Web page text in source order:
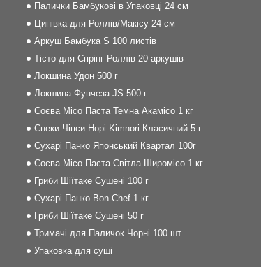
Палички Бамбукові в Упаковці 24 см
Цинівка для Роллів/Макісу 24 см
Аркуш Бамбука S 100 листів
Тісто для Спрінг-Роллів 20 аркушів
Локшина Удон 500 г
Локшина Фунчеза JS 500 г
Соєва Місо Паста Темна Акамісо 1 кг
Снеки Чіпси Норі Kimnori Класичний 5 г
Сухарі Панко Японський Квартал 100г
Соєва Місо Паста Світла Широмісо 1 кг
Гриби Шіїтаке Сушені 100 г
Сухарі Панко Bon Сhef 1 кг
Гриби Шіїтаке Сушені 50 г
Тримачі для Паличок Чорні 100 шт
Упаковка для суші